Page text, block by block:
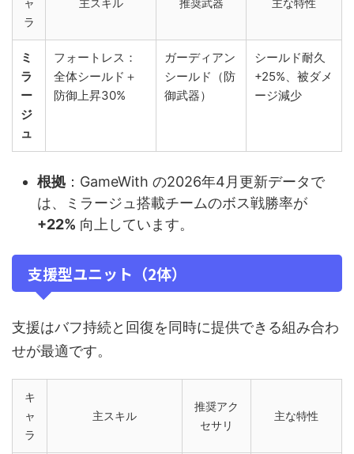
ャ
ラ
主スキル 推奨武器 主な特性
ミ
ラ
ー
ジ
ュ
フォートレス：
全体シールド＋
防御上昇30%
ガーディアン
シールド（防
御武器）
シールド耐久
+25%、被ダメ
ージ減少
根拠 ：GameWith の2026年4月更新データで
は、ミラージュ搭載チームのボス戦勝率が
+22% 向上しています。
支援型ユニット（2体）
支援はバフ持続と回復を同時に提供できる組み合わ
せが最適です。
キ
ャ
ラ
主スキル
推奨アク
セサリ
主な特性